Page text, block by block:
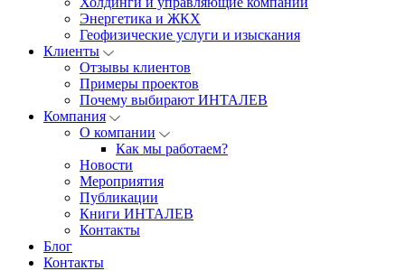
Энергетика и ЖКХ
Геофизические услуги и изыскания
Клиенты
Отзывы клиентов
Примеры проектов
Почему выбирают ИНТАЛЕВ
Компания
О компании
Как мы работаем?
Новости
Мероприятия
Публикации
Книги ИНТАЛЕВ
Контакты
Блог
Контакты